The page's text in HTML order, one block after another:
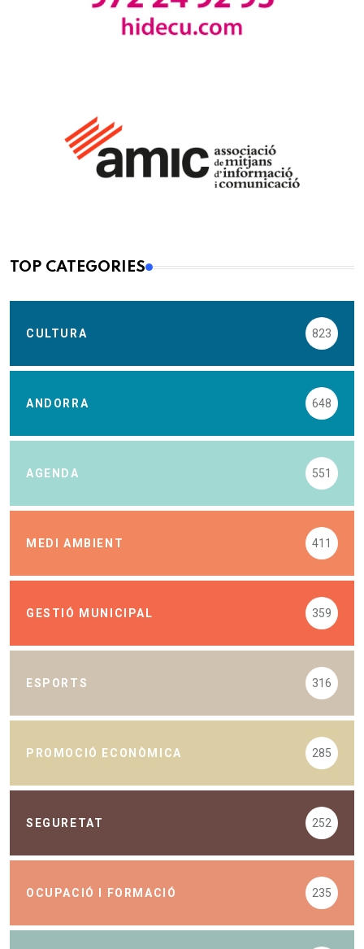
TOP CATEGORIES
CULTURA 823
ANDORRA 648
AGENDA 551
MEDI AMBIENT 411
GESTIÓ MUNICIPAL 359
ESPORTS 316
PROMOCIÓ ECONÒMICA 285
SEGURETAT 252
OCUPACIÓ I FORMACIÓ 235